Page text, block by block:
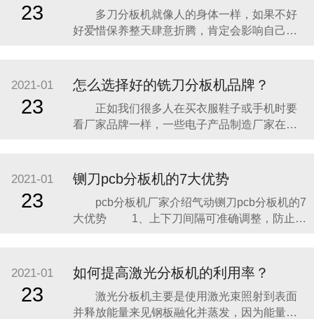
23
多刀分板机就像人的身体一样，如果不好
好爱惜保养整天肆意折腾，肯定会影响自己的
也需要我们去爱惜去保养它，这样才能够保证
分板机能够更长久的为我们的工作服务。本文
将和大家一起学习影响分板机使用寿命的一些
因素，以便在以后使
2021-01
23
怎么选择好的铣刀分板机品牌？
正如我们很多人在买衣服鞋子或手机时要
看厂家品牌一样，一些电子产品制造厂家在选
重厂家品牌的知名度和产品本身的质量，同样
在挑选分板机生产商时也是从这两方面进行
的。 第一，铣刀分板机生产商的知名度。
品牌的知名度
2021-01
23
铡刀pcb分板机的7大优势
pcb分板机厂家介绍气动铡刀pcb分板机的7
大优势 1、上下刀间隔可准确调整，防止了
3、铡刀pcb分板机可以依据不一样长度的
LED灯条定做，最大长度1000MM，突破了分
板长度的极限。 4、将切
2021-01
23
如何提高激光分板机的利用率？
激光分板机主要是使用激光束照射到表面
并释放能量来见钢板融化并蒸发，因为能量高